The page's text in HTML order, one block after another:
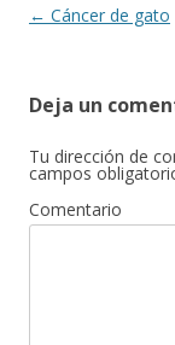
k
Navegación
← Cáncer de gato
Deja un
Tu dirección de
campos
Comentario